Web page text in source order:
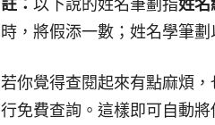
註： 以下說的姓名筆劃指姓名
時，將假添一數；姓名學筆
若你覺得查閱起來有點麻煩，
行免費查詢。這樣即可自動